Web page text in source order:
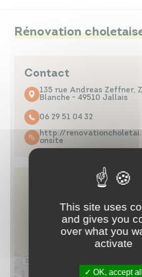
Rénovation
Contact
135 rue Andreas Zeffner,
Blanche - 49510 Jallais
06 29 51 04 32
http://
onsite
Annuaires
This site uses
and gives you
over what you
activate
OK, accept all